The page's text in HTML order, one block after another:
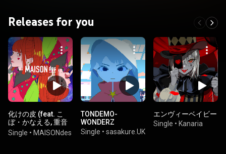
Releases for you
化けの皮 (feat. こ
ぼ・かなえる, 重音
テト, Giga &
TeddyLoid)
Single • MAISONdes
TONDEMO-
WONDERZ
Single • sasakure.UK
エンヴィーベイビー
Single • Kanaria